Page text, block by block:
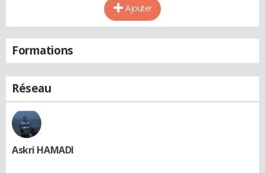
Ajouter
Formations
Réseau
Askri HAMADI